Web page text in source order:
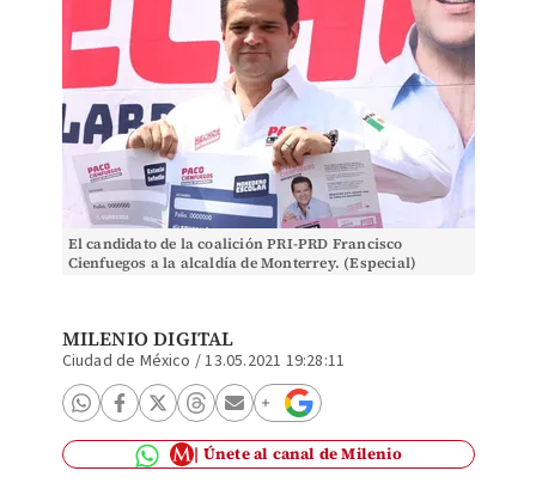
El candidato de la coalición PRI-PRD Francisco
Cienfuegos a la alcaldía de Monterrey. (Especial)
MILENIO DIGITAL
Ciudad de México /13.05.2021 19:28:11
Únete al canal de Milenio